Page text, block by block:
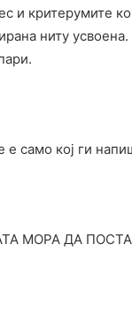
и критерумите
ниту
само кој ги
МОРА ДА